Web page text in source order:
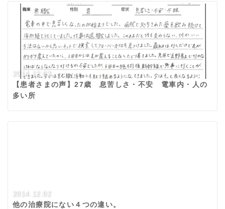
2014.12.03
【患者さまの声】27歳 息苦しさ・不安 電車内・人の
多い所
2014.12.02
他の治療院にない４つの違い。